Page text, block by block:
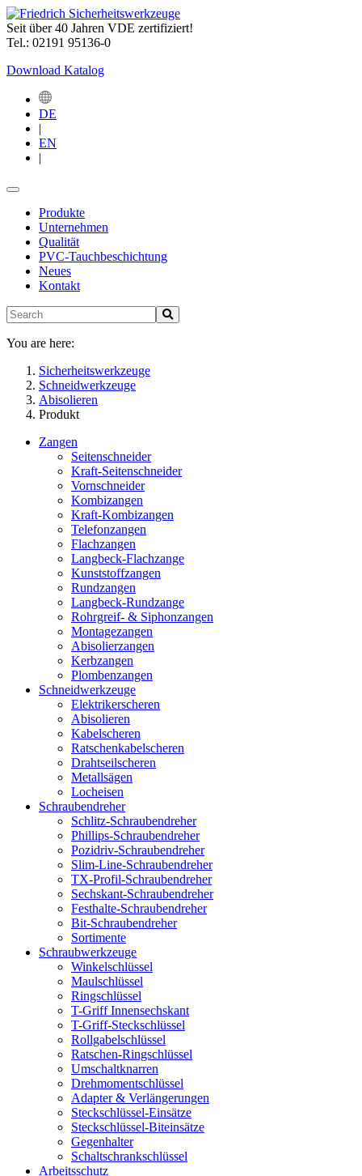
Seit über 40 Jahren VDE zertifiziert!
Tel.: 02191 95136-0
Download Katalog
DE
|
EN
|
Produkte
Unternehmen
Qualität
PVC-Tauchbeschichtung
Neues
Kontakt
You are here:
Sicherheitswerkzeuge
Schneidwerkzeuge
Abisolieren
Produkt
Zangen
Seitenschneider
Kraft-Seitenschneider
Vornschneider
Kombizangen
Kraft-Kombizangen
Telefonzangen
Flachzangen
Langbeck-Flachzange
Kunststoffzangen
Rundzangen
Langbeck-Rundzange
Rohrgreif- & Siphonzangen
Montagezangen
Abisolierzangen
Kerbzangen
Plombenzangen
Schneidwerkzeuge
Elektrikerscheren
Abisolieren
Kabelscheren
Ratschenkabelscheren
Drahtseilscheren
Metallsägen
Locheisen
Schraubendreher
Schlitz-Schraubendreher
Phillips-Schraubendreher
Pozidriv-Schraubendreher
Slim-Line-Schraubendreher
TX-Profil-Schraubendreher
Sechskant-Schraubendreher
Festhalte-Schraubendreher
Bit-Schraubendreher
Sortimente
Schraubwerkzeuge
Winkelschlüssel
Maulschlüssel
Ringschlüssel
T-Griff Innensechskant
T-Griff-Steckschlüssel
Rollgabelschlüssel
Ratschen-Ringschlüssel
Umschaltknarren
Drehmomentschlüssel
Adapter & Verlängerungen
Steckschlüssel-Einsätze
Steckschlüssel-Biteinsätze
Gegenhalter
Schaltschrankschlüssel
Arbeitsschutz